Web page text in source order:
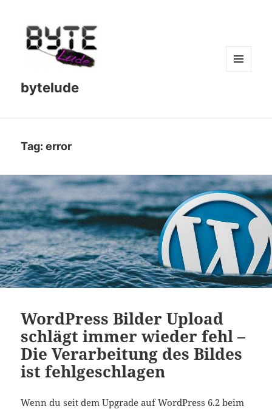
bytelude
Tag:error
WordPress Bilder Upload
schlägt immer wieder fehl –
Die Verarbeitung des Bildes
ist fehlgeschlagen
Wenn du seit dem Upgrade auf WordPress 6.2 beim